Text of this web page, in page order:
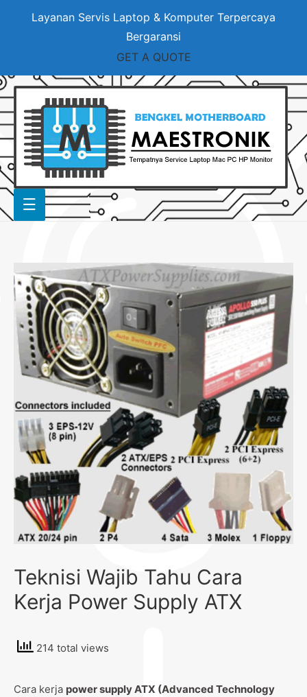
Layanan Servis Laptop & Komputer Terpercaya
Bergaransi
GET A QUOTE
Teknisi Wajib Tahu Cara
Kerja Power Supply ATX
214 total views
Cara kerja power supply ATX (Advanced Technology